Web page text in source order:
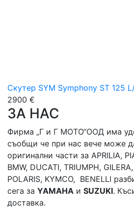
Скутер SYM Symphony ST 125
2900 €
ЗА НАС
Фирма „Г и Г МОТО“ООД има
съобщи че при нас вече може
оригинални части за APRILIA,
BMW, DUCATI, TRIUMPH,
POLARIS, KYMCO, BENELLI
сега за YAMAHA и SUZUKI.
доставка.